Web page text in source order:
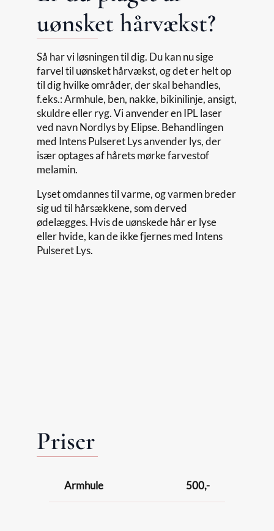
uønsket hårvækst?
Så har vi løsningen til dig. Du kan nu sige
farvel til uønsket hårvækst, og det er helt op
til dig hvilke områder, der skal behandles,
f.eks.: Armhule, ben, nakke, bikinilinje, ansigt,
skuldre eller ryg. Vi anvender en IPL laser
ved navn Nordlys by Elipse. Behandlingen
med Intens Pulseret Lys anvender lys, der
især optages af hårets mørke farvestof
melamin.
Lyset omdannes til varme, og varmen breder
sig ud til hårsækkene, som derved
ødelægges. Hvis de uønskede hår er lyse
eller hvide, kan de ikke fjernes med Intens
Pulseret Lys.
Priser
Armhule 500,-